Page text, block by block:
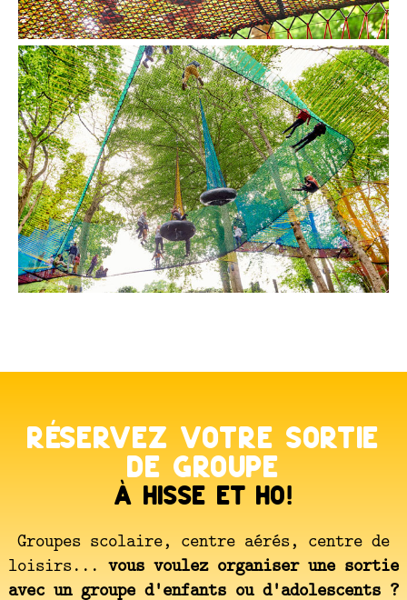
Réservez votre sortie
de groupe
à hisse et ho!
Groupes scolaire, centre aérés, centre de
loisirs... vous voulez organiser une sortie
avec un groupe d'enfants ou d'adolescents ?